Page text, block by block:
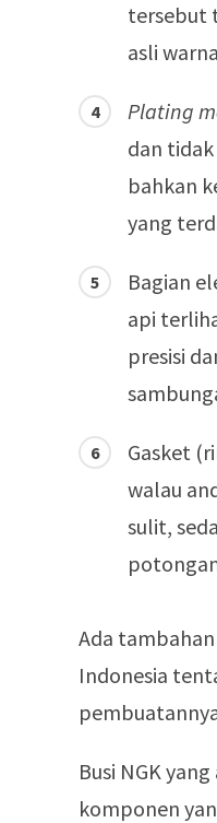
tersebut
asli
Plating
dan
bahkan
yang
Bagian
api
presisi
Gasket
walau
sulit,
Ada
Indonesia
Busi NGK
komponen